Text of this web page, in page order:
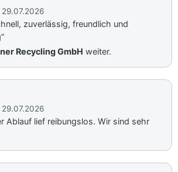
29.07.2026
zuverlässig, freundlich und
Recycling GmbH weiter.
29.07.2026
Ablauf lief reibungslos. Wir sind sehr